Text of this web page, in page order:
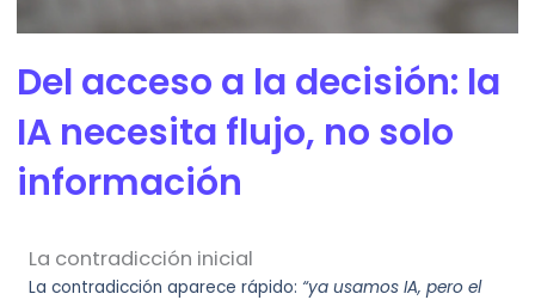
Del acceso a la decisión: la
IA necesita flujo, no solo
información
La contradicción inicial
La contradicción aparece rápido: “ya usamos IA, pero el